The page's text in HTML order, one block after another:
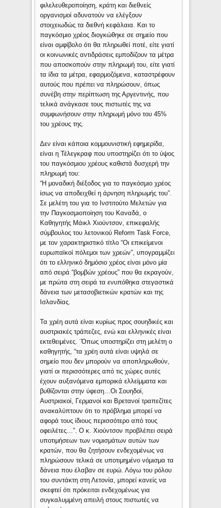
φιλελευθεροποίηση, κράτη και διεθνείς
οργανισμοί αδυνατούν να ελέγξουν
στοιχειωδώς τα διεθνή κεφάλαια. Και το
παγκόσμιο χρέος διογκώθηκε σε σημείο που
είναι αμφίβολο ότι θα πληρωθεί ποτέ, είτε γιατί
οι κοινωνικές αντιδράσεις εμποδίζουν τα μέτρα
που αποσκοπούν στην πληρωμή του, είτε γιατί
τα ίδια τα μέτρα, εφαρμοζόμενα, καταστρέφουν
αυτούς που πρέπει να πληρώσουν, όπως
συνέβη στην περίπτωση της Αργεντινής, που
τελικά ανάγκασε τους πιστωτές της να
συμφωνήσουν στην πληρωμή μόνο του 45%
του χρέους της.
Δεν είναι κάποια κομμουνιστική εφημερίδα,
είναι η Τέλεγκραφ που υποστηρίζει ότι το ύψος
του παγκόσμιου χρέους καθιστά δυσχερή την
πληρωμή του:
“Η μοναδική διέξοδος για το παγκόσμιο χρέος
ίσως να αποδειχθεί η άρνηση πληρωμής του”.
Σε μελέτη του για το Ινστιτούτο Μελετών για
την Παγκοσμιοποίηση του Καναδά, ο
Καθηγητής Μάικλ Χιούντσον, επικεφαλής
σύμβουλος του λετονικού Reform Task Force,
με τον χαρακτηριστικό τίτλο “Oι επικείμενοι
ευρωπαϊκοί πόλεμοι των χρεών”, υπογραμμίζει
ότι το ελληνικό δημόσιο χρέος είναι μόνο μία
από σειρά “βομβών χρέους” που θα εκραγούν,
με πρώτα στη σειρά τα ενυπόθηκα στεγαστικά
δάνεια των μετασοβιετικών κρατών και της
Ισλανδίας.
Τα χρέη αυτά είναι κυρίως προς σουηδικές και
αυστριακές τράπεζες, ενώ και ελληνικές είναι
εκτεθειμένες. ¨Όπως υποστηρίζει στη μελέτη ο
καθηγητής, “τα χρέη αυτά είναι υψηλά σε
σημείο που δεν μπορούν να αποπληρωθούν,
γιατί οι περισσότερες από τις χώρες αυτές
έχουν αυξανόμενα εμπορικά ελλείμματα και
βυθίζονται στην ύφεση…Οι Σουηδοί,
Αυστριακοί, Γερμανοί και Βρετανοί τραπεζίτες
ανακαλύπτουν ότι το πρόβλημα μπορεί να
αφορά τους ίδιους περισσότερο από τους
οφειλέτες…”. Ο κ. Χιούντσον προβλέπει σειρά
υποτιμήσεων των νομισμάτων αυτών των
κρατών, που θα ζητήσουν ενδεχομένως να
πληρώσουν τελικά σε υποτιμημένο νόμισμα τα
δάνεια που έλαβαν σε ευρώ. Λόγω του ρόλου
του συντάκτη στη Λετονία, μπορεί κανείς να
σκεφτεί ότι πρόκειται ενδεχομένως για
συγκαλυμμένη απειλή στους πιστωτές να